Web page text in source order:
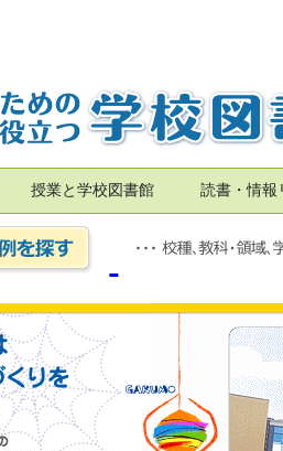
授業と学校図書館 読書・情報